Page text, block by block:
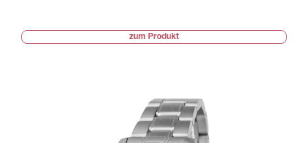
zum Produkt